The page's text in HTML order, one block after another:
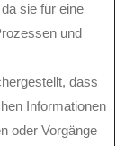
sie für eine
und
dass
Informationen
oder Vorgänge